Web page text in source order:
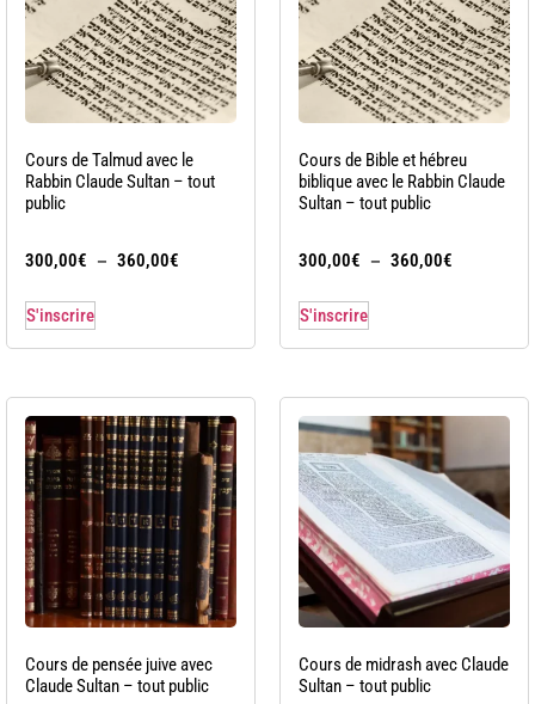
Cours de Talmud avec le
Rabbin Claude Sultan – tout
public
300,00€ – 360,00€
S'inscrire
Cours de Bible et hébreu
biblique avec le Rabbin Claude
Sultan – tout public
300,00€ – 360,00€
S'inscrire
Cours de pensée juive avec
Claude Sultan – tout public
Cours de midrash avec Claude
Sultan – tout public